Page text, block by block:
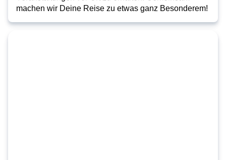
machen wir Deine Reise zu etwas ganz Besonderem!